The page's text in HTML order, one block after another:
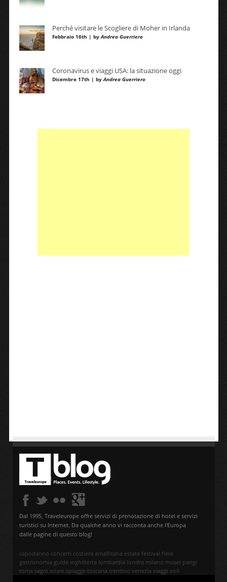
Perché visitare le Scogliere di Moher in Irlanda
Febbraio 16th | byAndrea Guerriero
Coronavirus e viaggi USA: la situazione oggi
Dicembre 17th | byAndrea Guerriero
Dal 1995, Traveleurope offre servizi di prenotazione di hotel e servizi
turistici su Internet. Da qualche anno vi racconta anche l'Europa
dalle pagine di questo blog!
capodanno concerti costiera amalfitana estate festival fiere
gastronomia guide inghilterra lombardia londra milano musei parigi
roma sagre sciare spiagge toscana trentino venezia viaggi voli